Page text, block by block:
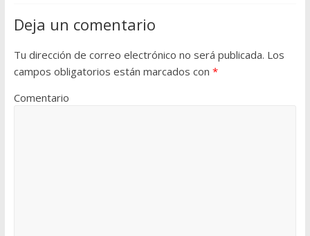
Deja un comentario
Tu dirección de correo electrónico no será publicada. Los
campos obligatorios están marcados con *
Comentario